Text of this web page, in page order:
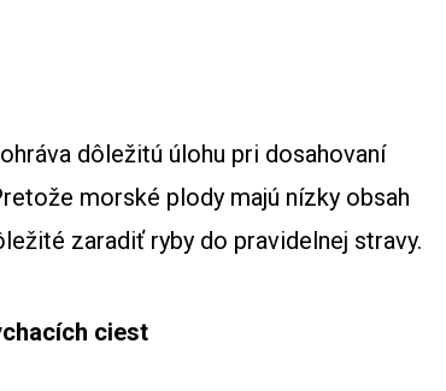
dôležitú úlohu pri dosahovaní
morské plody majú nízky obsah
zaradiť ryby do pravidelnej stravy.
ciest